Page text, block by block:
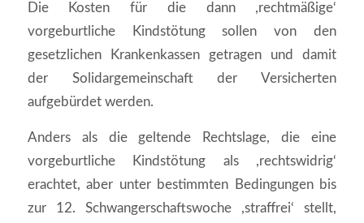
Die Kosten für die dann ,rechtmäßige‘
vorgeburtliche Kindstötung sollen von den
gesetzlichen Krankenkassen getragen und damit
der Solidargemeinschaft der Versicherten
aufgebürdet werden.
Anders als die geltende Rechtslage, die eine
vorgeburtliche Kindstötung als ,rechtswidrig‘
erachtet, aber unter bestimmten Bedingungen bis
zur 12. Schwangerschaftswoche ,straffrei‘ stellt,